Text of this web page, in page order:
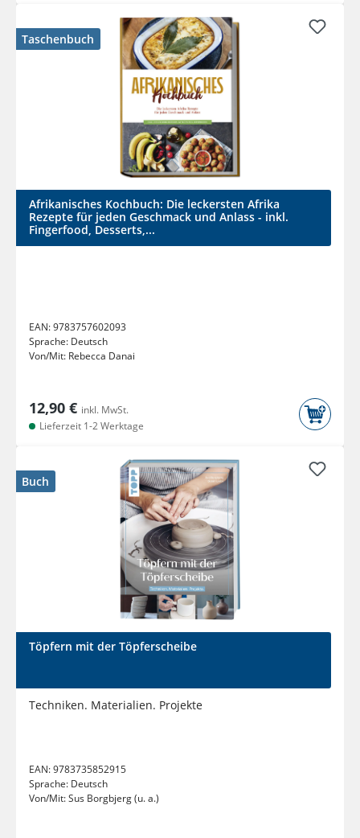
Taschenbuch
Afrikanisches Kochbuch: Die leckersten Afrika
Rezepte für jeden Geschmack und Anlass - inkl.
Fingerfood, Desserts,...
EAN:9783757602093
Sprache: Deutsch
Von/Mit: Rebecca Danai
12,90 € inkl. MwSt.
Lieferzeit 1-2 Werktage
Buch
Töpfern mit der Töpferscheibe
Techniken. Materialien. Projekte
EAN:9783735852915
Sprache: Deutsch
Von/Mit:Sus Borgbjerg (u. a.)